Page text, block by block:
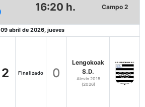
16:20 h. Campo 2
09 abril de 2026, jueves
2 Finalizado 0
Lengokoak
S.D.
Alevín 2015
(2026)